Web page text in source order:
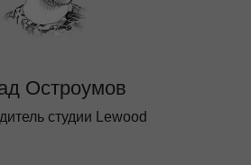
Остроумов
студии Lewood